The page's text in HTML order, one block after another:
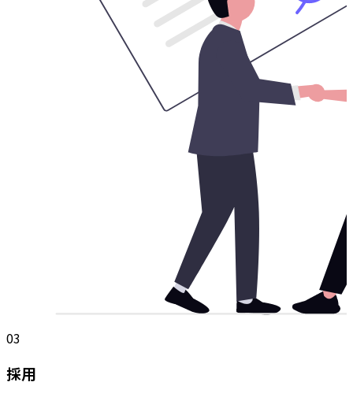
03
採用